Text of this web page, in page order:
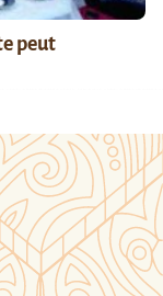
peut